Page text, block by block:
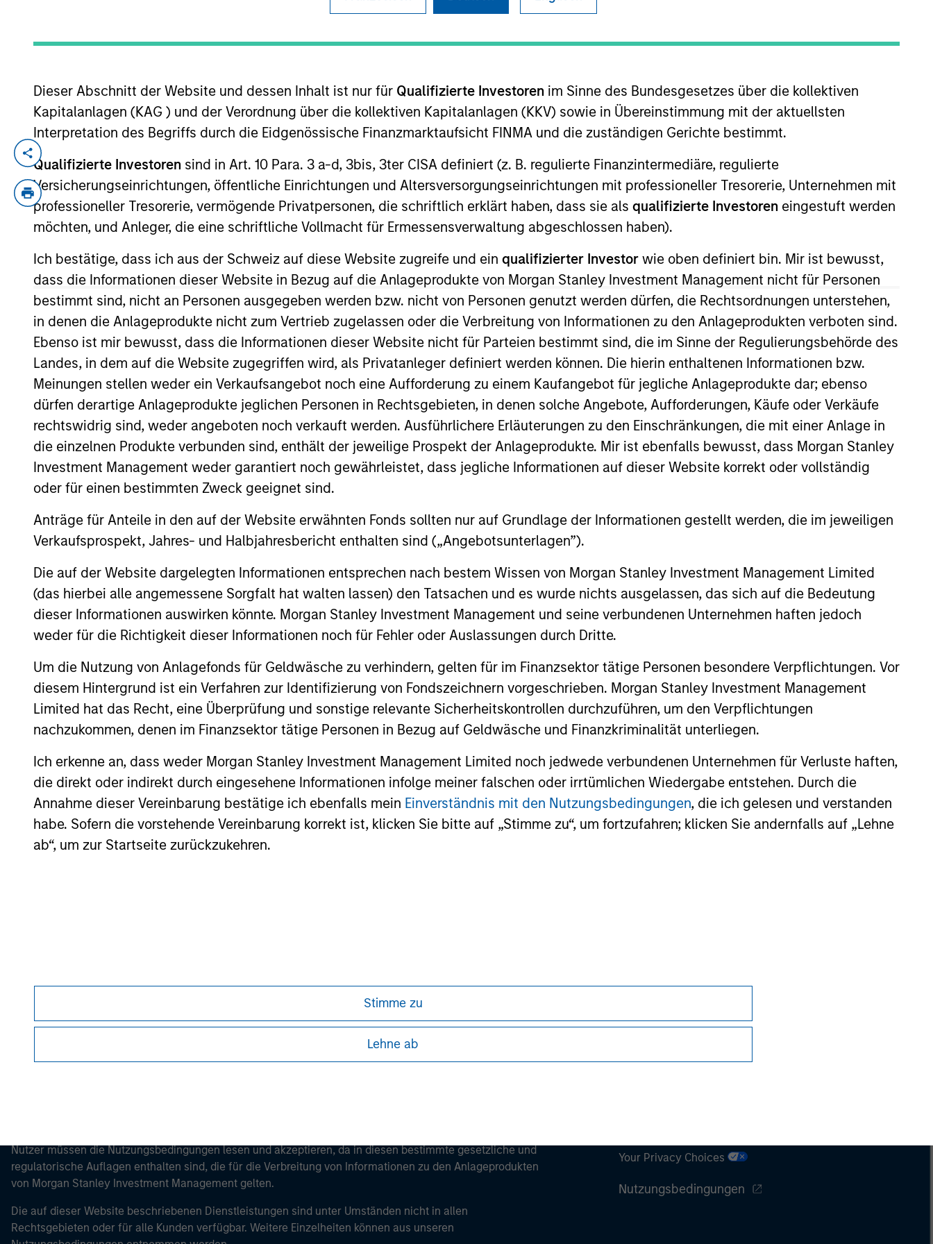
Dieser Abschnitt der Website und dessen Inhalt ist nur für Qualifizierte Investoren im Sinne des Bundesgesetzes über die kollektiven
Kapitalanlagen (KAG ) und der Verordnung über die kollektiven Kapitalanlagen (KKV) sowie in Übereinstimmung mit der aktuellsten
Interpretation des Begriffs durch die Eidgenössische Finanzmarktaufsicht FINMA und die zuständigen Gerichte bestimmt.
Qualifizierte Investoren sind in Art. 10 Para. 3 a-d, 3bis, 3ter CISA definiert (z. B. regulierte Finanzintermediäre, regulierte
Versicherungseinrichtungen, öffentliche Einrichtungen und Altersversorgungseinrichtungen mit professioneller Tresorerie, Unternehmen mit
professioneller Tresorerie, vermögende Privatpersonen, die schriftlich erklärt haben, dass sie als qualifizierte Investoren eingestuft werden
möchten, und Anleger, die eine schriftliche Vollmacht für Ermessensverwaltung abgeschlossen haben).
Ich bestätige, dass ich aus der Schweiz auf diese Website zugreife und ein qualifizierter Investor wie oben definiert bin. Mir ist bewusst,
dass die Informationen dieser Website in Bezug auf die Anlageprodukte von Morgan Stanley Investment Management nicht für Personen
bestimmt sind, nicht an Personen ausgegeben werden bzw. nicht von Personen genutzt werden dürfen, die Rechtsordnungen unterstehen,
in denen die Anlageprodukte nicht zum Vertrieb zugelassen oder die Verbreitung von Informationen zu den Anlageprodukten verboten sind.
Ebenso ist mir bewusst, dass die Informationen dieser Website nicht für Parteien bestimmt sind, die im Sinne der Regulierungsbehörde des
Landes, in dem auf die Website zugegriffen wird, als Privatanleger definiert werden können. Die hierin enthaltenen Informationen bzw.
Meinungen stellen weder ein Verkaufsangebot noch eine Aufforderung zu einem Kaufangebot für jegliche Anlageprodukte dar; ebenso
dürfen derartige Anlageprodukte jeglichen Personen in Rechtsgebieten, in denen solche Angebote, Aufforderungen, Käufe oder Verkäufe
rechtswidrig sind, weder angeboten noch verkauft werden. Ausführlichere Erläuterungen zu den Einschränkungen, die mit einer Anlage in
die einzelnen Produkte verbunden sind, enthält der jeweilige Prospekt der Anlageprodukte. Mir ist ebenfalls bewusst, dass Morgan Stanley
Investment Management weder garantiert noch gewährleistet, dass jegliche Informationen auf dieser Website korrekt oder vollständig
oder für einen bestimmten Zweck geeignet sind.
Anträge für Anteile in den auf der Website erwähnten Fonds sollten nur auf Grundlage der Informationen gestellt werden, die im jeweiligen
Verkaufsprospekt, Jahres- und Halbjahresbericht enthalten sind („Angebotsunterlagen”).
Die auf der Website dargelegten Informationen entsprechen nach bestem Wissen von Morgan Stanley Investment Management Limited
(das hierbei alle angemessene Sorgfalt hat walten lassen) den Tatsachen und es wurde nichts ausgelassen, das sich auf die Bedeutung
dieser Informationen auswirken könnte. Morgan Stanley Investment Management und seine verbundenen Unternehmen haften jedoch
weder für die Richtigkeit dieser Informationen noch für Fehler oder Auslassungen durch Dritte.
Um die Nutzung von Anlagefonds für Geldwäsche zu verhindern, gelten für im Finanzsektor tätige Personen besondere Verpflichtungen. Vor
diesem Hintergrund ist ein Verfahren zur Identifizierung von Fondszeichnern vorgeschrieben. Morgan Stanley Investment Management
Limited hat das Recht, eine Überprüfung und sonstige relevante Sicherheitskontrollen durchzuführen, um den Verpflichtungen
nachzukommen, denen im Finanzsektor tätige Personen in Bezug auf Geldwäsche und Finanzkriminalität unterliegen.
Ich erkenne an, dass weder Morgan Stanley Investment Management Limited noch jedwede verbundenen Unternehmen für Verluste haften,
die direkt oder indirekt durch eingesehene Informationen infolge meiner falschen oder irrtümlichen Wiedergabe entstehen. Durch die
Annahme dieser Vereinbarung bestätige ich ebenfalls mein Einverständnis mit den Nutzungsbedingungen, die ich gelesen und verstanden
habe. Sofern die vorstehende Vereinbarung korrekt ist, klicken Sie bitte auf „Stimme zu“, um fortzufahren; klicken Sie andernfalls auf „Lehne
ab“, um zur Startseite zurückzukehren.
Stimme zu
Lehne ab
Kevin Choi is an Executive Director of Morgan Stanley and Head of Morgan Stanley Private Equity Asia (MSPEA) South Korea
Investment Operations. Mr. Choi also serves on the Firm’s Seoul Executive Committee, which is comprised of the Firm’s senior
business leaders in Korea. Mr. Choi joined the Firm in 2012. Mr. Choi currently serves as a director on the board of Skinidea, MDP
Holdings, Life & Bio, and Foodcare. Prior to joining Morgan Stanley, he was with Goldman Sachs in the Investment Banking Division
in Seoul, where he was responsible for M&A and equity capital markets transactions. Mr. Choi graduated from Amherst College
with a BA degree in Economics.
Team Insights
ALTS IN FOCUS
Private Equity 2026 Midyear
Outlook
The foundation for a multi-year recovery
is now in place. The next phase depends
less on direction than on breadth.
16-JUL-2026
ALTS IN FOCUS
Private Equity 2026 Outlook
We believe the present cycle has several
more years to run, leading to healthier
exits and distributions to PE investors.
Learn why in our 2026 Private Equity
outlook.
16-DEC-2025
India’s Private Market: A
Story of Growth and
Opportunity in Asia's
Economic Landscape
Discover the key factors supporting a
strong PE market in India that have
captured the attention of investors for its
significant contribution to global growth.
27-NOV-2025
May not represent all Team Members.
The information on this page is for informational purposes only. The information contained herein does not constitute and should not be construed as an
offering of advisory services or an offer to sell or a solicitation of an offer to buy any securities in any jurisdiction in which such offer or solicitation,
purchase or sale would be unlawful under the securities, insurance or other laws of such jurisdiction.
All investing involves risks, including a loss of principal.
Morgan Stanley Careers
Nutzer müssen die Nutzungsbedingungen lesen und akzeptieren, da in diesen bestimmte gesetzliche und
regulatorische Auflagen enthalten sind, die für die Verbreitung von Informationen zu den Anlageprodukten
von Morgan Stanley Investment Management gelten.
Die auf dieser Website beschriebenen Dienstleistungen sind unter Umständen nicht in allen
Rechtsgebieten oder für alle Kunden verfügbar. Weitere Einzelheiten können aus unseren
Your Privacy Choices
Nutzungsbedingungen